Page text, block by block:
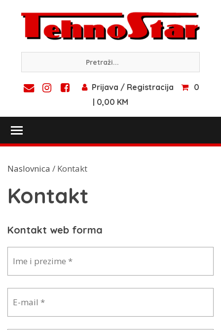
content
Prijava / Registracija
0
| 0,00 KM
Naslovnica / Kontakt
Kontakt
Kontakt web forma